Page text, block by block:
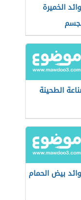
الخميرة
الطحينة
بيض الحمام